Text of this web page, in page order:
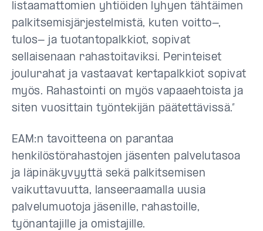
listaamattomien yhtiöiden lyhyen tähtäimen
palkitsemisjärjestelmistä, kuten voitto-,
tulos- ja tuotantopalkkiot, sopivat
sellaisenaan rahastoitaviksi. Perinteiset
joulurahat ja vastaavat kertapalkkiot sopivat
myös. Rahastointi on myös vapaaehtoista ja
siten vuosittain työntekijän päätettävissä.”
EAM:n tavoitteena on parantaa
henkilöstörahastojen jäsenten palvelutasoa
ja läpinäkyvyyttä sekä palkitsemisen
vaikuttavuutta, lanseeraamalla uusia
palvelumuotoja jäsenille, rahastoille,
työnantajille ja omistajille.